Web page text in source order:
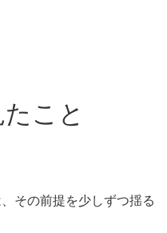
こと
その前提を少しずつ揺る